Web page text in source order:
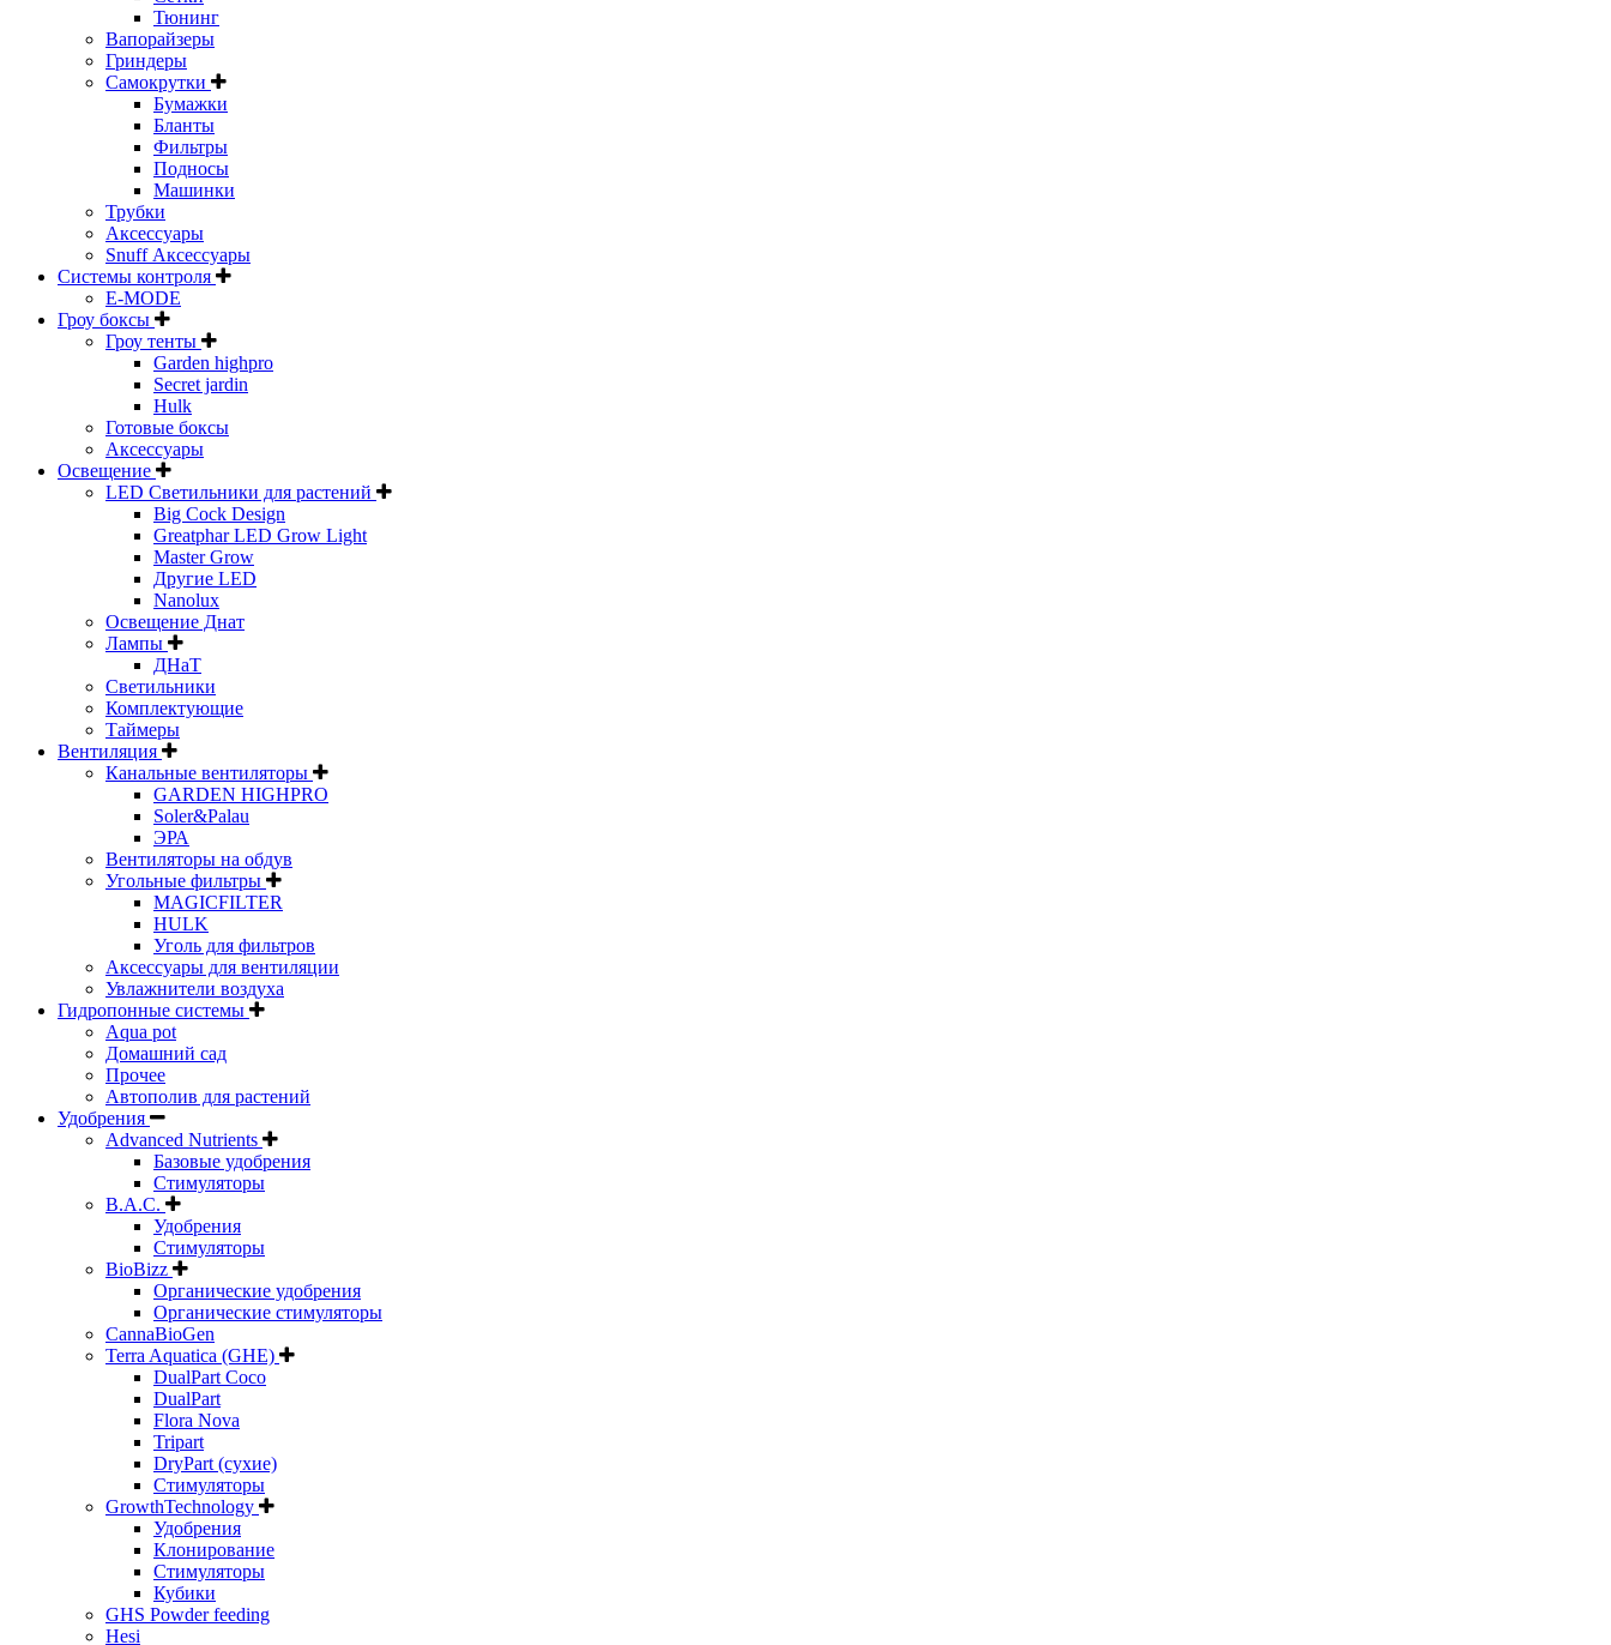
Тюнинг
Вапорайзеры
Гриндеры
Самокрутки
Бумажки
Бланты
Фильтры
Подносы
Машинки
Трубки
Аксессуары
Snuff Аксессуары
Системы контроля
E-MODE
Гроу боксы
Гроу тенты
Garden highpro
Secret jardin
Hulk
Готовые боксы
Аксессуары
Освещение
LED Светильники для растений
Big Cock Design
Greatphar LED Grow Light
Master Grow
Другие LED
Nanolux
Освещение Днат
Лампы
ДНаТ
Светильники
Комплектующие
Таймеры
Вентиляция
Канальные вентиляторы
GARDEN HIGHPRO
Soler&Palau
ЭРА
Вентиляторы на обдув
Угольные фильтры
MAGICFILTER
HULK
Уголь для фильтров
Аксессуары для вентиляции
Увлажнители воздуха
Гидропонные системы
Aqua pot
Домашний сад
Прочее
Автополив для растений
Удобрения
Advanced Nutrients
Базовые удобрения
Стимуляторы
B.A.C.
Удобрения
Стимуляторы
BioBizz
Органические удобрения
Органические стимуляторы
CannaBioGen
Terra Aquatica (GHE)
DualPart Coco
DualPart
Flora Nova
Tripart
DryPart (сухие)
Стимуляторы
GrowthTechnology
Удобрения
Клонирование
Стимуляторы
Кубики
GHS Powder feeding
Hesi